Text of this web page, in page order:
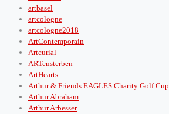
artbasel
artcologne
artcologne2018
ArtContemporain
Artcurial
ARTensterben
ArtHearts
Arthur & Friends EAGLES Charity Golf Cup
Arthur Abraham
Arthur Arbesser